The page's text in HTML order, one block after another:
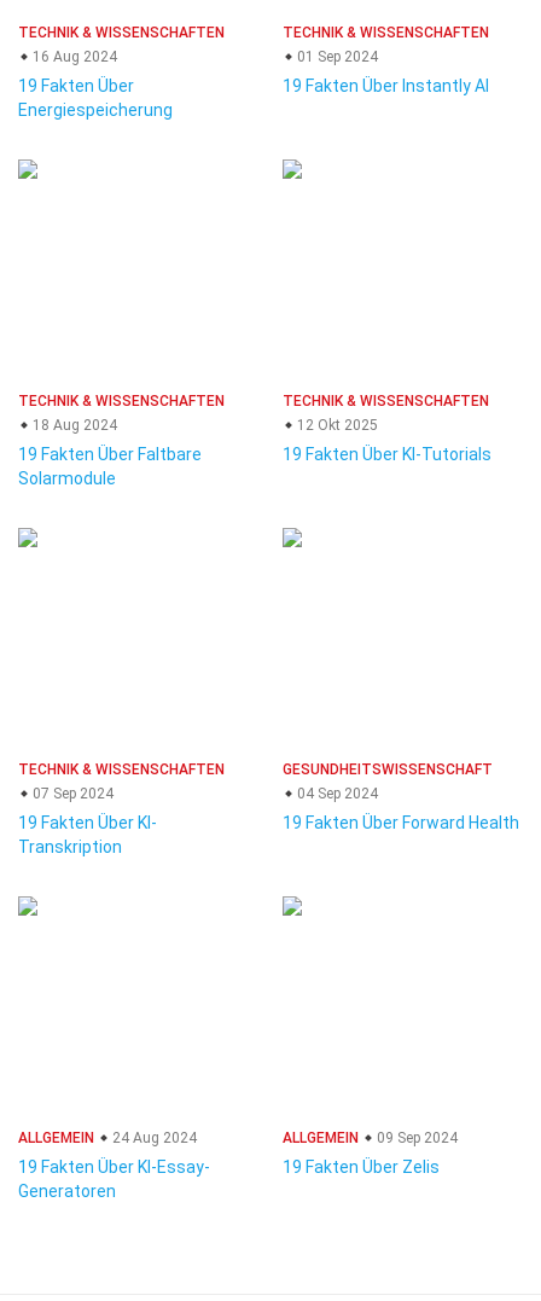
TECHNIK & WISSENSCHAFTEN
16 Aug 2024
19 Fakten Über
Energiespeicherung
TECHNIK & WISSENSCHAFTEN
01 Sep 2024
19 Fakten Über Instantly AI
TECHNIK & WISSENSCHAFTEN
18 Aug 2024
19 Fakten Über Faltbare
Solarmodule
TECHNIK & WISSENSCHAFTEN
12 Okt 2025
19 Fakten Über KI-Tutorials
TECHNIK & WISSENSCHAFTEN
07 Sep 2024
19 Fakten Über KI-
Transkription
GESUNDHEITSWISSENSCHAFT
04 Sep 2024
19 Fakten Über Forward Health
ALLGEMEIN 24 Aug 2024
19 Fakten Über KI-Essay-
Generatoren
ALLGEMEIN 09 Sep 2024
19 Fakten Über Zelis